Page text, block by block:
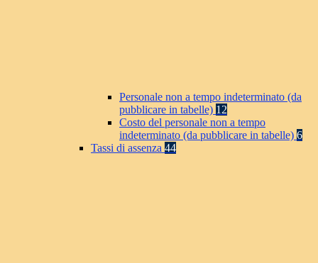
Personale non a tempo indeterminato (da
pubblicare in tabelle) 12
Costo del personale non a tempo
indeterminato (da pubblicare in tabelle) 6
Tassi di assenza 44